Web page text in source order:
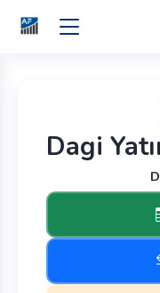
Dagi